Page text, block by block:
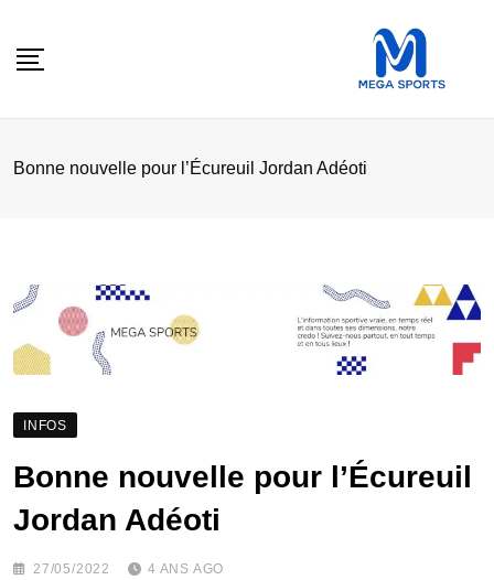
Bonne nouvelle pour l’Écureuil Jordan Adéoti
INFOS
Bonne nouvelle pour l’Écureuil
Jordan Adéoti
27/05/2022 4 ANS AGO